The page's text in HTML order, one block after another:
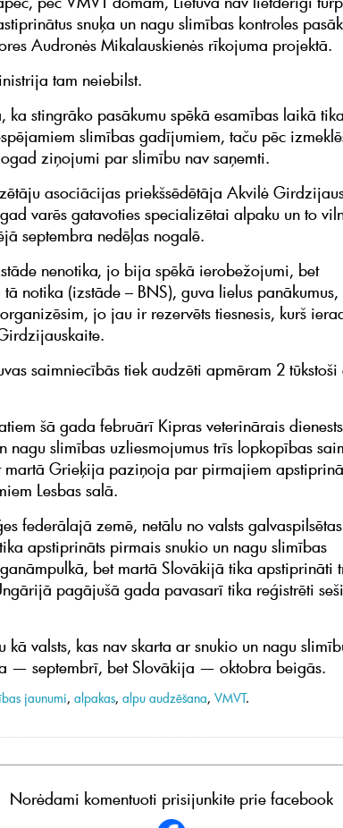
snuķa un nagu slimības kontroles
Audronės Mikalauskienės rīkojuma projektā.
tam neiebilst.
ka stingrāko pasākumu spēkā esamības laikā
slimības gadījumiem, taču pēc
ziņojumi par slimību nav saņemti.
asociācijas priekšsēdētāja Akvilė
varēs gatavoties specializētai alpaku un to
septembra nedēļas nogalē.
nenotika, jo bija spēkā ierobežojumi, bet
notika (izstāde – BNS), guva lielus panākumus,
jo jau ir rezervēts tiesnesis, kurš
saimniecībās tiek audzēti apmēram 2
šā gada februārī Kipras veterinārais dienests
nagu slimības uzliesmojumus trīs lopkopības
martā Grieķija paziņoja par pirmajiem
Lesbas salā.
federālajā zemē, netālu no valsts
apstiprināts pirmais snukio un nagu slimības
bet martā Slovākijā tika apstiprināti
pagājušā gada pavasarī tika reģistrēti seši
kā valsts, kas nav skarta ar snukio un nagu
— septembrī, bet Slovākija — oktobra beigās.
jaunumi, alpakas, alpu audzēšana, VMVT.
Norėdami komentuoti prisijunkite prie facebook